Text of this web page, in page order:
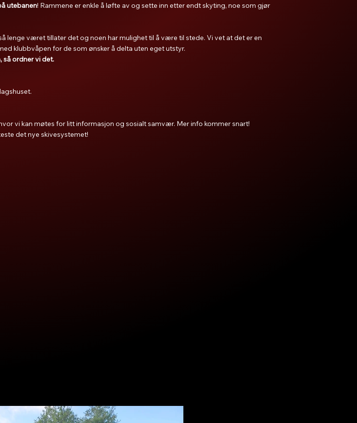
utebanen! Rammene er enkle å løfte av og sette inn etter endt skyting, noe som gjør
lenge været tillater det og noen har mulighet til å være til stede. Vi vet at det er en
klubbvåpen for de som ønsker å delta uten eget utstyr.
så ordner vi det.
vi kan møtes for litt informasjon og sosialt samvær. Mer info kommer snart!
det nye skivesystemet!